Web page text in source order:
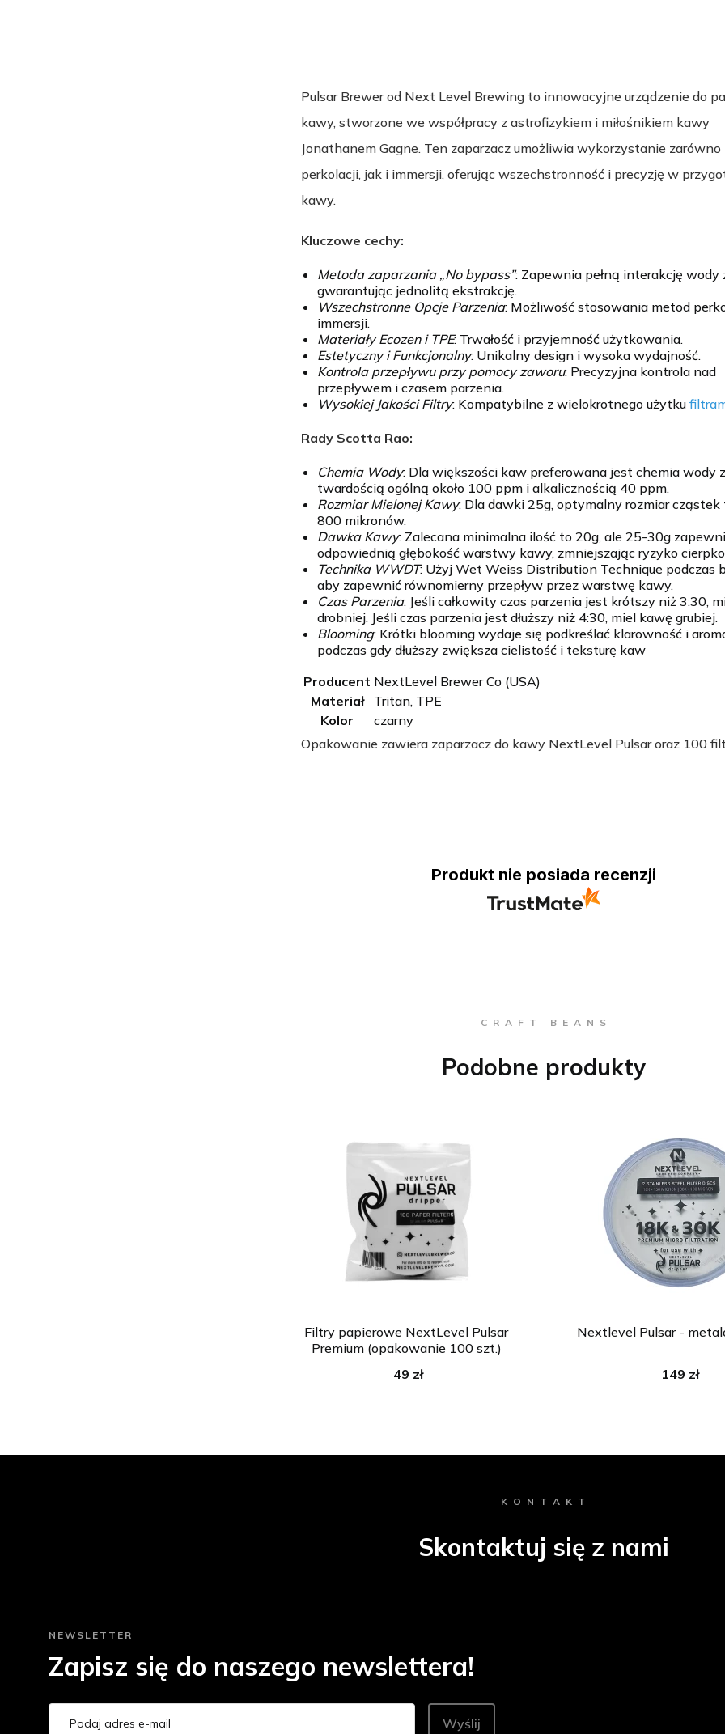
Pulsar Brewer od Next Level Brewing to innowacyjne urządzenie do
kawy, stworzone we współpracy z astrofizykiem i miłośnikiem kawy
Jonathanem Gagne. Ten zaparzacz umożliwia wykorzystanie
perkolacji, jak i immersji, oferując wszechstronność i precyzję w
kawy.
Kluczowe cechy:
Metoda zaparzania „No bypass”: Zapewnia pełną interakcję wody
gwarantując jednolitą ekstrakcję.
Wszechstronne Opcje Parzenia: Możliwość stosowania metod
immersji.
Materiały Ecozen i TPE: Trwałość i przyjemność użytkowania.
Estetyczny i Funkcjonalny: Unikalny design i wysoka wydajność.
Kontrola przepływu przy pomocy zaworu: Precyzyjna kontrola nad
przepływem i czasem parzenia.
Wysokiej Jakości Filtry: Kompatybilne z wielokrotnego użytku
Rady Scotta Rao:
Chemia Wody: Dla większości kaw preferowana jest chemia wody z
twardością ogólną około 100 ppm i alkalicznością 40 ppm.
Rozmiar Mielonej Kawy: Dla dawki 25g, optymalny rozmiar cząstek
800 mikronów.
Dawka Kawy: Zalecana minimalna ilość to 20g, ale 25-30g
odpowiednią głębokość warstwy kawy, zmniejszając ryzyko
Technika WWDT: Użyj Wet Weiss Distribution Technique podczas
aby zapewnić równomierny przepływ przez warstwę kawy.
Czas Parzenia: Jeśli całkowity czas parzenia jest krótszy niż 3:30,
drobniej. Jeśli czas parzenia jest dłuższy niż 4:30, miel kawę grubiej.
Blooming: Krótki blooming wydaje się podkreślać klarowność i
podczas gdy dłuższy zwiększa cielistość i teksturę kaw
Producent NextLevel Brewer Co (USA)
Materiał
Tritan, TPE
Kolor
czarny
Opakowanie zawiera zaparzacz do kawy NextLevel Pulsar oraz 100
Produkt nie posiada recenzji
C R A F T B E A N S
Podobne produkty
Filtry papierowe NextLevel Pulsar
Premium (opakowanie 100 szt.)
49 zł
Nextlevel Pulsar -
149 zł
K O N T A K T
Skontaktuj się z nami
NEWSLETTER
Zapisz się do naszego newslettera!
Wyślij